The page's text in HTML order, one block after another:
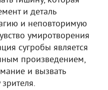
и деталь
и неповторимую
умиротворения
сугробы является
произведением,
и вызвать